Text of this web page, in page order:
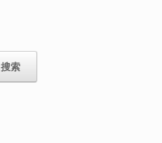
搜索